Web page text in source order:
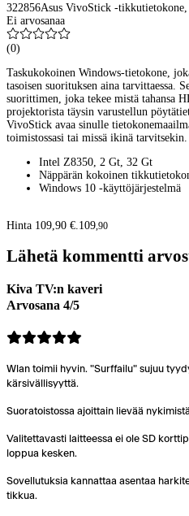
322856Asus VivoStick -
Ei arvosanaa
(0)
Taskukokoinen Windows-tietokone,
tasoisen suorituksen aina tarvittaessa.
suorittimen, joka tekee mistä tahansa
projektorista täysin varustellun
VivoStick avaa sinulle
toimistossasi tai missä ikinä tarvitsekin.
Intel Z8350, 2 Gt, 32 Gt
Näppärän kokoinen
Windows 10 -käyttöjärjestelmä
Hinta 109,90 €. 109,90
Lähetä kommentti
Kiva TV:n kaveri
Arvosana 4/5
Wlan toimii hyvin. "Surffailu" sujuu
kärsivällisyyttä.
Suoratoistossa ajoittain lievää
Valitettavasti laitteessa ei ole SD
loppua kesken.
Sovellutuksia kannattaa asentaa
tikkua.